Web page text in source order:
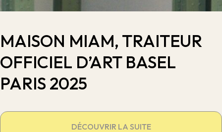
MAISON MIAM, TRAITEUR
OFFICIEL D’ART BASEL
PARIS 2025
DÉCOUVRIR LA SUITE